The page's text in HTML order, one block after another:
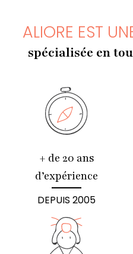
ALIORE EST
spécialisée en
+ de 20 ans
d’expérience
DEPUIS 2005